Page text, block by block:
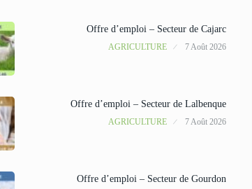
Offre d’emploi – Secteur de Cajarc
AGRICULTURE 7 Août 2026
Offre d’emploi – Secteur de Lalbenque
AGRICULTURE 7 Août 2026
Offre d’emploi – Secteur de Gourdon